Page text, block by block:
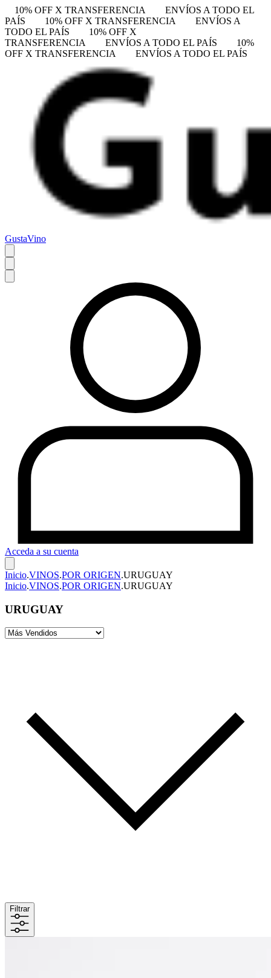
10% OFF X TRANSFERENCIA
ENVÍOS A TODO EL
PAÍS
10% OFF X TRANSFERENCIA
ENVÍOS A
TODO EL PAÍS
10% OFF X
TRANSFERENCIA
ENVÍOS A TODO EL PAÍS
10%
OFF X TRANSFERENCIA
ENVÍOS A TODO EL PAÍS
GustaVino
Acceda a su cuenta
Inicio.VINOS.POR ORIGEN.URUGUAY
Inicio.VINOS.POR ORIGEN.URUGUAY
URUGUAY
Filtrar